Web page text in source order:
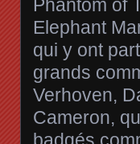
Phantom of
Elephant
qui y ont
grands
Verhoven,
Cameron,
badgés